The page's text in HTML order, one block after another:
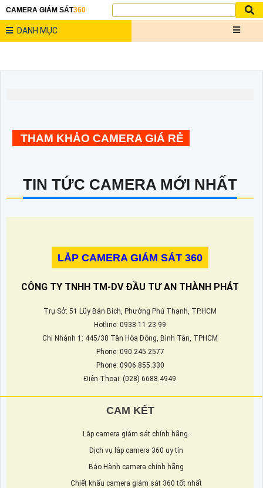
CAMERA GIÁM SÁT360
DANH MỤC
THAM KHẢO CAMERA GIÁ RẺ
TIN TỨC CAMERA MỚI NHẤT
LẮP CAMERA GIÁM SÁT 360
CÔNG TY TNHH TM-DV ĐẦU TƯ AN THÀNH PHÁT
Trụ Sở: 51 Lũy Bán Bích, Phường Phú Thạnh, TP.HCM
Hotline: 0938 11 23 99
Chi Nhánh 1: 445/38 Tân Hòa Đông, Bình Tân, TPHCM
Phone: 090.245.2577
Phone: 0906.855.330
Điện Thoại: (028) 6688.4949
CAM KẾT
Lắp camera giám sát chính hãng.
Dịch vụ lắp camera 360 uy tín
Bảo Hành camera chính hãng
Chiết khấu camera giám sát 360 tốt nhất